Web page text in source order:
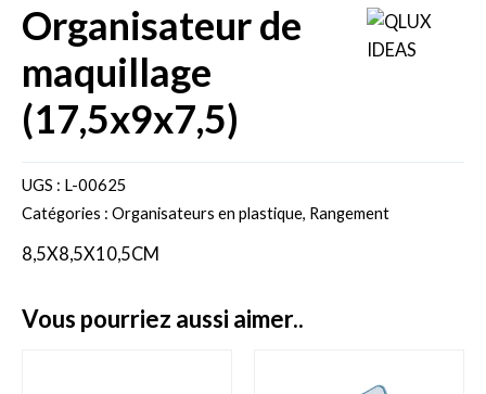
organisateur de
maquillage
(17,5x9x7,5)
UGS : L-00625
Catégories : Organisateurs en plastique, Rangement
8,5X8,5X10,5CM
vous pourriez aussi aimer..